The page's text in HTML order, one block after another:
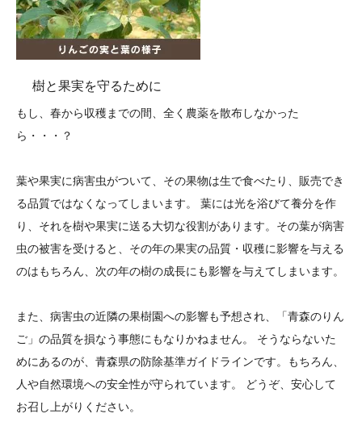
樹と果実を守るために
もし、春から収穫までの間、全く農薬を散布しなかった
ら・・・？
葉や果実に病害虫がついて、その果物は生で食べたり、販売でき
る品質ではなくなってしまいます。 葉には光を浴びて養分を作
り、それを樹や果実に送る大切な役割があります。その葉が病害
虫の被害を受けると、その年の果実の品質・収穫に影響を与える
のはもちろん、次の年の樹の成長にも影響を与えてしまいます。
また、病害虫の近隣の果樹園への影響も予想され、「青森のりん
ご」の品質を損なう事態にもなりかねません。 そうならないた
めにあるのが、青森県の防除基準ガイドラインです。もちろん、
人や自然環境への安全性が守られています。 どうぞ、安心して
お召し上がりください。